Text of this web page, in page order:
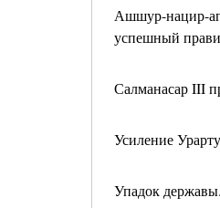
Ашшур-нацир-
успешный
Салманасар III
Усиление Урарту
Упадок